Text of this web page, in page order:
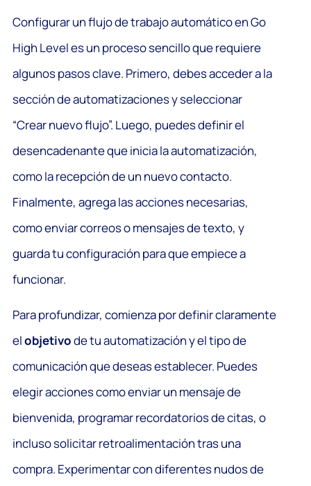
Configurar un flujo de trabajo automático en Go
High Level es un proceso sencillo que requiere
algunos pasos clave. Primero, debes acceder a la
sección de automatizaciones y seleccionar
“Crear nuevo flujo”. Luego, puedes definir el
desencadenante que inicia la automatización,
como la recepción de un nuevo contacto.
Finalmente, agrega las acciones necesarias,
como enviar correos o mensajes de texto, y
guarda tu configuración para que empiece a
funcionar.
Para profundizar, comienza por definir claramente
elobjetivode tu automatización y el tipo de
comunicación que deseas establecer. Puedes
elegir acciones como enviar un mensaje de
bienvenida, programar recordatorios de citas, o
incluso solicitar retroalimentación tras una
compra. Experimentar con diferentes nudos de